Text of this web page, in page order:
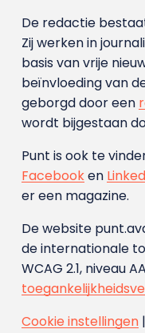
De redactie
Zij werken in
basis van vrije
beïnvloeding van
geborgd door een
wordt bijgestaan
Punt is ook te
Facebooken
er een magazine.
De website
de internationale
WCAG 2.1, niveau
Cookie instellingen|